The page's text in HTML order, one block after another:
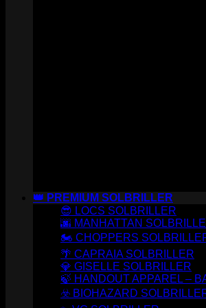
👑 PREMIUM SOLBRILLER
😎 LOCS SOLBRILLER
🌆 MANHATTAN
🏍️ CHOPPERS
🌴 CAPRAIA SOLBRILLER
💎 GISELLE SOLBRILLER
🍃 HANDOUT APPAREL –
☣️ BIOHAZARD